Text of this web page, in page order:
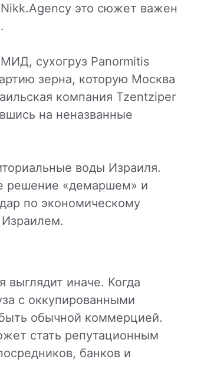
Nikk.Agency это сюжет важен
сухогруз Panormitis
зерна, которую Москва
компания Tzentziper
на неназванные
воды Израиля.
решение «демаршем» и
по экономическому
выглядит иначе. Когда
с оккупированными
обычной коммерцией.
стать репутационным
банков и